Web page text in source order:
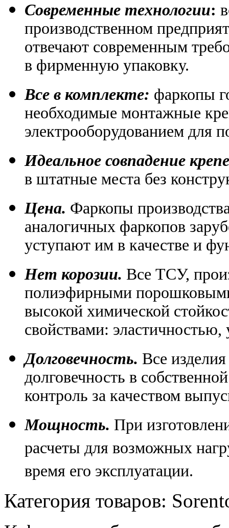
Современные технологии:
производственном
отвечают современным
в фирменную упаковку.
Все в комплекте: фаркопы
необходимые монтажные
электрооборудованием для
Идеальное совпадение
в штатные места без
Цена. Фаркопы
аналогичных фаркопов
уступают им в качестве и
Нет корозии. Все ТСУ,
полиэфирными
высокой химической
свойствами:
Долговечность. Все
долговечность в
контроль за качеством
Мощность. При
расчеты для возможных
время его эксплуатации.
Категория товаров: